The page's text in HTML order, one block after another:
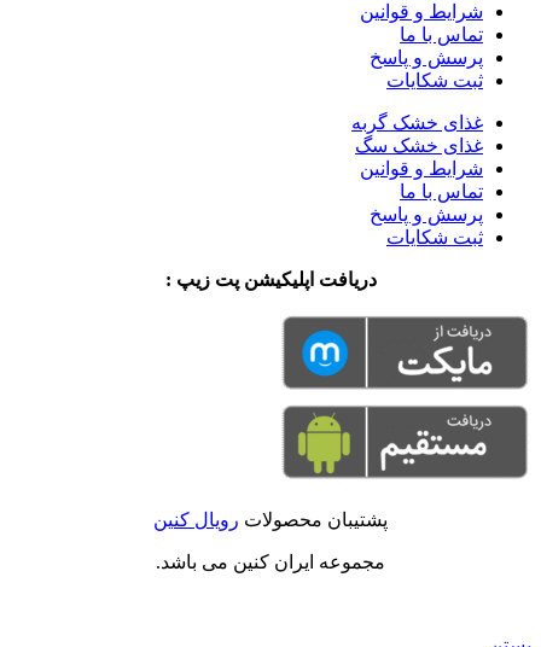
شرایط و قوانین
تماس با ما
پرسش و پاسخ
ثبت شکایات
غذای خشک گربه
غذای خشک سگ
شرایط و قوانین
تماس با ما
پرسش و پاسخ
ثبت شکایات
دریافت اپلیکیشن پت زیپ :
پشتیبان محصولات رویال کنین
مجموعه ایران کنین می باشد.